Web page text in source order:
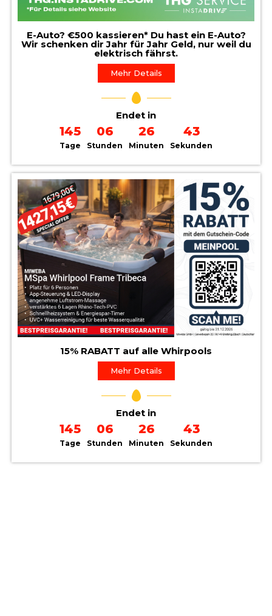
E-Auto? €500 kassieren* Du hast ein E-Auto?
Wir schenken dir Jahr für Jahr Geld, nur weil du
elektrisch fährst.
Mehr Details
Endet in
145
Tage
06
Stunden
26
Minuten
41
Sekunden
15% RABATT auf alle Whirpools
Mehr Details
Endet in
145
Tage
06
Stunden
26
Minuten
41
Sekunden